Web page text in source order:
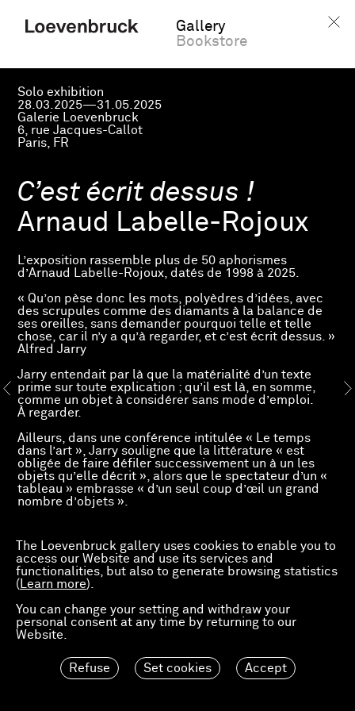
The Loevenbruck gallery uses cookies to enable you to
access our Website and use its services and
functionalities, but also to generate browsing statistics
( Learn more).
You can change your setting and withdraw your
personal consent at any time by returning to our
Website.
Refuse Set cookies Accept
Gallery
Bookstore
Solo exhibition
28.03.2025—31.05.2025
Galerie Loevenbruck
6, rue Jacques-Callot
Paris, FR
C’est écrit dessus !
Arnaud Labelle-Rojoux
L’exposition rassemble plus de 50 aphorismes
d’Arnaud Labelle-Rojoux, datés de 1998 à 2025.
« Qu’on pèse donc les mots, polyèdres d’idées, avec
des scrupules comme des diamants à la balance de
ses oreilles, sans demander pourquoi telle et telle
chose, car il n’y a qu’à regarder, et c’est écrit dessus. »
Alfred Jarry
Jarry entendait par là que la matérialité d’un texte
prime sur toute explication ; qu’il est là, en somme,
comme un objet à considérer sans mode d’emploi.
À regarder.
Ailleurs, dans une conférence intitulée « Le temps
dans l’art », Jarry souligne que la littérature « est
obligée de faire défiler successivement un à un les
objets qu’elle décrit », alors que le spectateur d’un «
tableau » embrasse « d’un seul coup d’œil un grand
nombre d’objets ».
simultanément.
Au lecteur de se faire « regardeur », au « regardeur »
de se faire lecteur. »
Arnaud Labelle-Rojoux
–
Nouvelle publication aux éditions Loevenbruck, Paris,
disponible le jour du vernissage